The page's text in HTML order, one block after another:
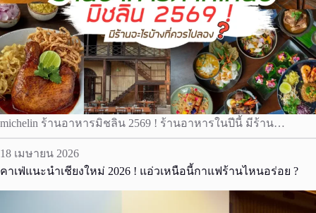
michelin ร้านอาหารมิชลิน 2569 ! ร้านอาหารในปีนี้ มีร้าน…
18 เมษายน 2026
คาเฟ่แนะนำเชียงใหม่ 2026 ! แอ่วเหนือนี้กาแฟร้านไหนอร่อย ?